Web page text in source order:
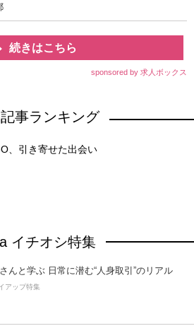
続きはこちら
sponsored by 求人ボックス
事ランキング
、引き寄せた出会い
イチオシ特集
んと学ぶ 日常に潜む“人身取引”のリアル
アップ特集